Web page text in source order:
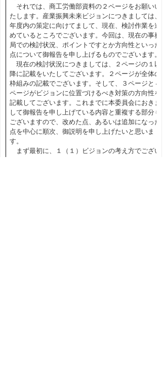
それでは、商工労働部資料の２ページをお願いい
たします。産業振興未来ビジョンにつきましては、
年度内の策定に向けてまして、現在、検討作業を進
めているところでございます。今回は、現在の事務
局での検討状況、ポイントですとか方向性といった
点について御報告を申し上げるものでございます。
現在の検討状況につきましては、２ページの１以
降に記載をいたしてございます。２ページが全体の
枠組みの記載でございます。そして、３ページと４
ページがビジョンに位置づけるべき対策の方向性を
記載してございます。これまでに本委員会におきま
して御報告を申し上げている内容と重複する部分も
ございますので、改めた点、あるいは追加になった
点を中心に順次、御説明を申し上げたいと思いま
す。
まず最初に、１（１）ビジョンの考え方でござい